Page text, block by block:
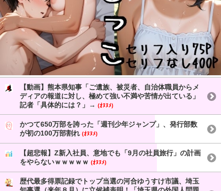
【動画】熊本県知事「ご遺族、被災者、自治体職員からメ
ディアの報道に対し、極めて強い不満や苦情が出ている」
記者「具体的には？」→ (ｵﾇﾇﾒ)
かつて650万部を誇った「週刊少年ジャンプ」、発行部数
が初の100万部割れ (ｵﾇﾇﾒ)
【超悲報】Z新入社員、意地でも「9月の社員旅行」の計画
をやらないｗｗｗｗｗ (ｵﾇﾇﾒ)
歴代最多得票記録でトップ当選の河合ゆうすけ市議、埼玉